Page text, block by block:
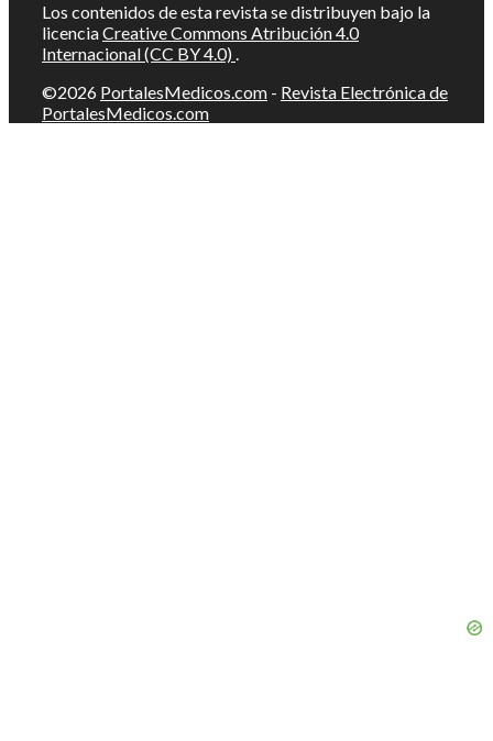
Los contenidos de esta revista se distribuyen bajo la
licenciaCreative Commons Atribución 4.0
Internacional (CC BY 4.0) .
©2026 PortalesMedicos.com - Revista Electrónica de
PortalesMedicos.com